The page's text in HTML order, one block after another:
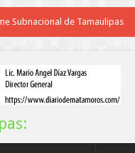
Subnacional de Tamaulipas
y empresarios
Torres